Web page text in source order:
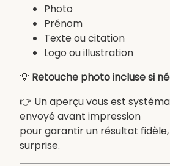
s
n
n
a
l
Photo
Prénom
Texte ou citation
Logo ou illustration
💡 Retouche photo incluse si
👉 Un aperçu vous est
envoyé avant impression
pour garantir un résultat
surprise.